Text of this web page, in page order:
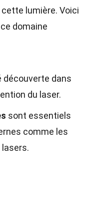
lumière. Voici
domaine
découverte dans
du laser.
sont essentiels
comme les